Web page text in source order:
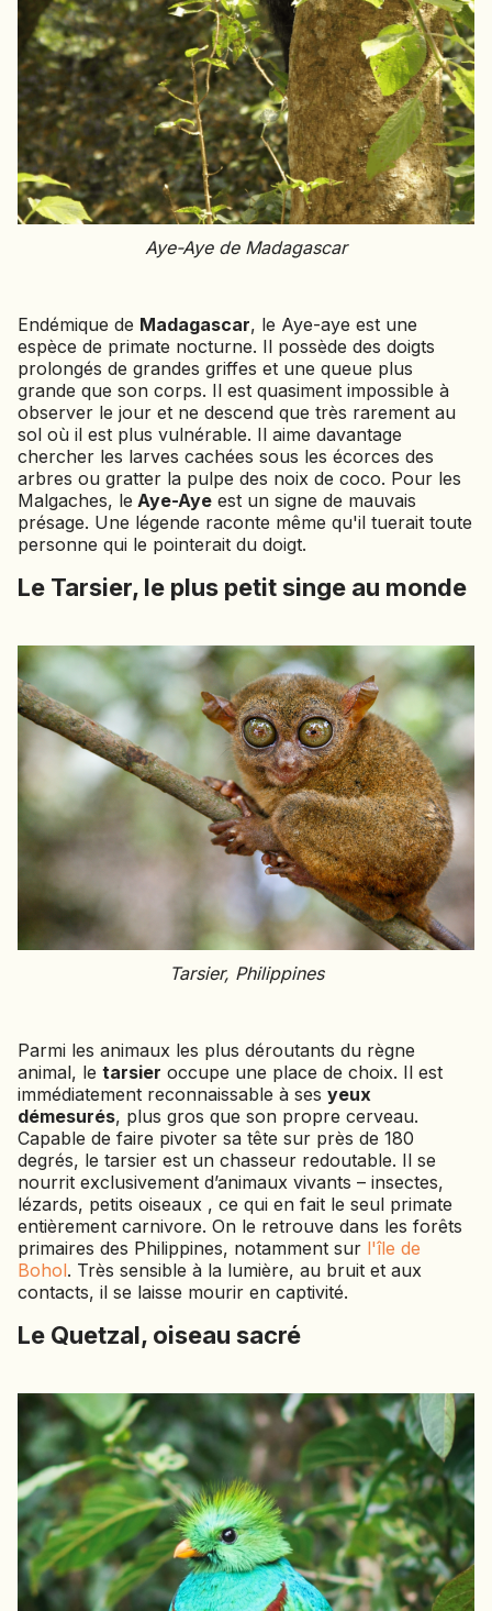
SIERRA LEONE
SOCOTRA (YÉMEN)
SRI LANKA
TADJIKISTAN
TANZANIE
TOGO
TURKMÉNISTAN
TURQUIE
Aye-Aye de Madagascar
Endémique de Madagascar, le Aye-aye est une
espèce de primate nocturne. Il possède des doigts
prolongés de grandes griffes et une queue plus
grande que son corps. Il est quasiment impossible à
observer le jour et ne descend que très rarement au
sol où il est plus vulnérable. Il aime davantage
chercher les larves cachées sous les écorces des
arbres ou gratter la pulpe des noix de coco. Pour les
Malgaches, le Aye-Aye est un signe de mauvais
présage. Une légende raconte même qu'il tuerait toute
personne qui le pointerait du doigt.
Le Tarsier, le plus petit singe au monde
Tarsier, Philippines
Parmi les animaux les plus déroutants du règne
animal, le tarsier occupe une place de choix. Il est
immédiatement reconnaissable à ses yeux
démesurés, plus gros que son propre cerveau.
Capable de faire pivoter sa tête sur près de 180
degrés, le tarsier est un chasseur redoutable. Il se
nourrit exclusivement d’animaux vivants – insectes,
lézards, petits oiseaux , ce qui en fait le seul primate
entièrement carnivore. On le retrouve dans les forêts
primaires des Philippines, notamment sur l'île de
Bohol. Très sensible à la lumière, au bruit et aux
contacts, il se laisse mourir en captivité.
Le Quetzal, oiseau sacré